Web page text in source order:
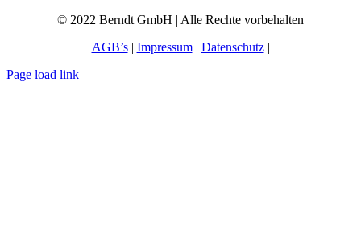
© 2022 Berndt GmbH | Alle Rechte vorbehalten
AGB’s| Impressum| Datenschutz|
Page load link